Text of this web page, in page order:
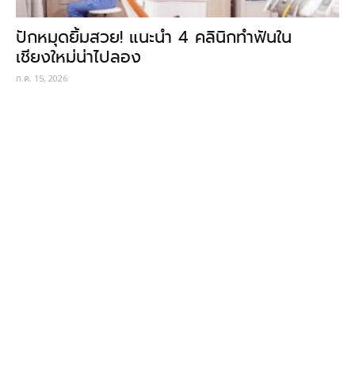
ปักหมุดยิ้มสวย! แนะนำ 4 คลินิกทำฟันใน
เชียงใหม่น่าไปลอง
ก.ค. 15, 2026